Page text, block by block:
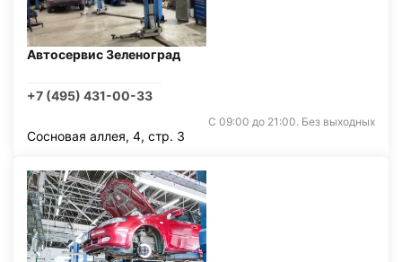
Автосервис Зеленоград
+7 (495) 431-00-33
С 09:00 до 21:00. Без выходных
Сосновая аллея, 4, стр. 3